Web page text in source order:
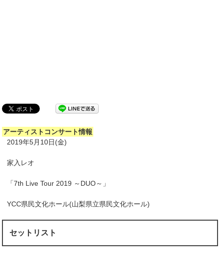
アーティストコンサート情報
2019年5月10日(金)
家入レオ
「7th Live Tour 2019 ～DUO～」
YCC県民文化ホール(山梨県立県民文化ホール)
セットリスト